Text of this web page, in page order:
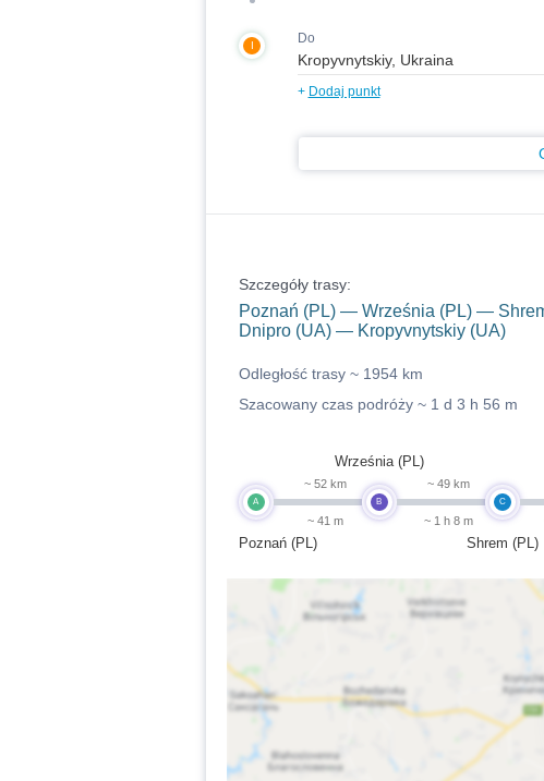
I Do
+ Dodaj punkt
Szczegóły trasy:
Poznań (PL) — Września (PL) —
Dnipro (UA) — Kropyvnytskiy (UA)
Odległość trasy ~ 1954 km
Szacowany czas podróży ~ 1 d 3 h 56 m
A
Poznań (PL)
~ 52 km
~ 41 m
B
Września (PL)
~ 49 km
~ 1 h 8 m
C
Shrem (PL)